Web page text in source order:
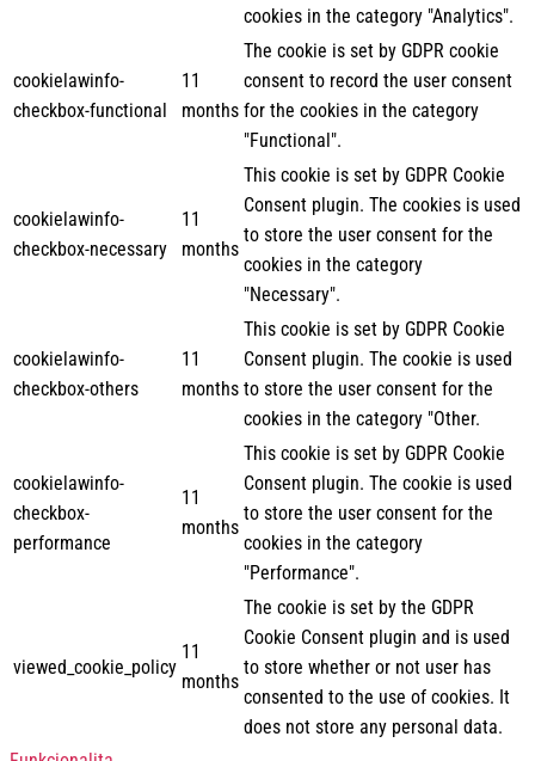
cookies in the category "Analytics".
cookielawinfo-
checkbox-functional
11
months
The cookie is set by GDPR cookie
consent to record the user consent
for the cookies in the category
"Functional".
cookielawinfo-
checkbox-necessary
11
months
This cookie is set by GDPR Cookie
Consent plugin. The cookies is used
to store the user consent for the
cookies in the category
"Necessary".
cookielawinfo-
checkbox-others
11
months
This cookie is set by GDPR Cookie
Consent plugin. The cookie is used
to store the user consent for the
cookies in the category "Other.
cookielawinfo-
checkbox-
performance
11
months
This cookie is set by GDPR Cookie
Consent plugin. The cookie is used
to store the user consent for the
cookies in the category
"Performance".
viewed_cookie_policy
11
months
The cookie is set by the GDPR
Cookie Consent plugin and is used
to store whether or not user has
consented to the use of cookies. It
does not store any personal data.